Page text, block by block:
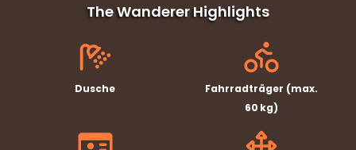
The Wanderer Highlights
Dusche
Fahrradträger (max.
60 kg)